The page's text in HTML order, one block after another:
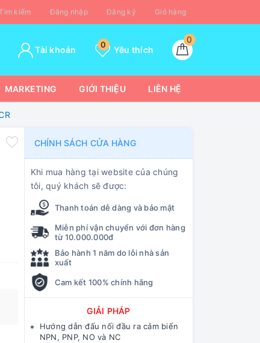
kiếm Đăng nhập Đăng ký Giỏ hàng
0
Yêu thích
0
Tài khoản
MARKETING GIỚI THIỆU LIÊN HỆ
CHÍNH SÁCH CỬA HÀNG
Khi mua hàng tại website của chúng
tôi, quý khách sẽ được:
Thanh toán dễ dàng và bảo mật
Miễn phí vận chuyển với đơn hàng
từ 10.000.000đ
Bảo hành 1 năm do lỗi nhà sản
xuất
Cam kết 100% chính hãng
GIẢI PHÁP
Hướng dẫn đấu nối đầu ra cảm biến
NPN, PNP, NO và NC